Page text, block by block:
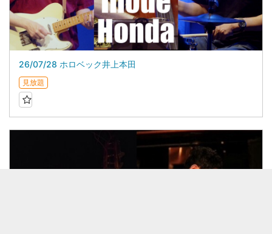
26/07/28 ホロベック井上本田
見放題